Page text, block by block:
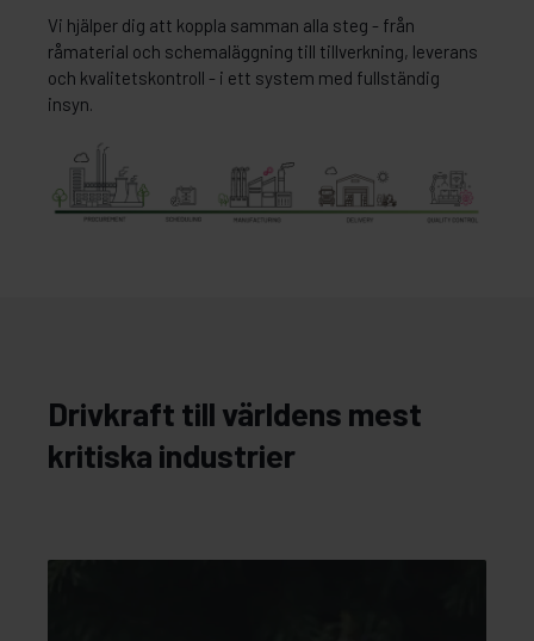
Vi hjälper dig att koppla samman alla steg - från
råmaterial och schemaläggning till tillverkning, leverans
och kvalitetskontroll - i ett system med fullständig
insyn.
Drivkraft till världens mest
kritiska industrier